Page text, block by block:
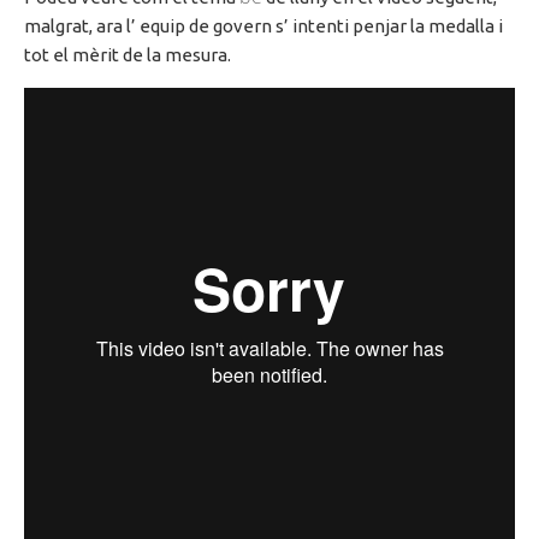
malgrat, aral’ equip de governs’ intenti penjar la medalla i
tot el mèrit de la mesura.